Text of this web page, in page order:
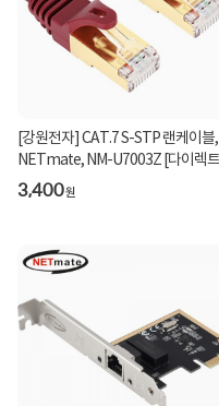
[강원전자] CAT.7 S-STP 랜케이블,
NETmate, NM-U7003Z [다이렉트/
연선] [와인/0.3m]
3,400원